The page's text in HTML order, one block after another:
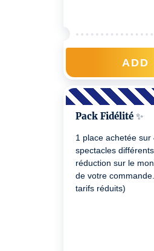
ADD
Pack Fidélité ✨
1 place achetée sur
spectacles
réduction sur le
de votre
tarifs réduits)